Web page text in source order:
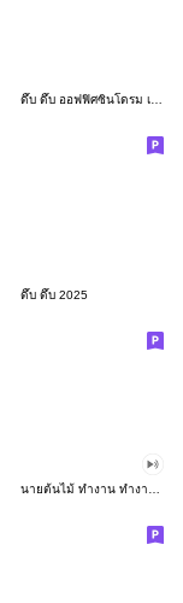
ดึ๊บ ดึ๊บ ออฟฟิศซินโดรม เก้า
ดึ๊บ ดึ๊บ 2025